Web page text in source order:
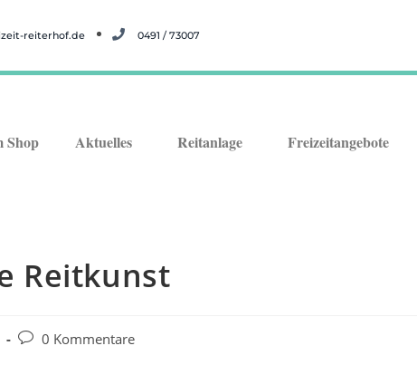
reiterhof.de 0491 / 73007
Shop Aktuelles Reitanlage Freizeitangebote
Reitkunst
0 Kommentare